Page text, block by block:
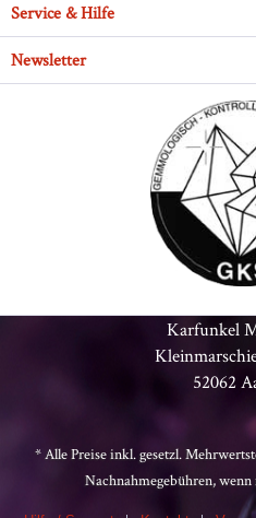
Service & Hilfe
Newsletter
Karfunkel
52062
* Alle Preise inkl. gesetzl.
Nachnahmegebühren,